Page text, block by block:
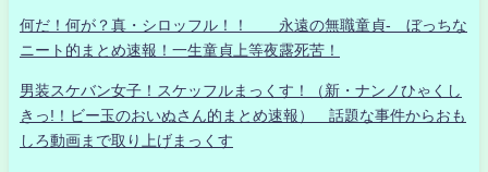
何だ！何が？真・シロッフル！！ 永遠の無職童貞- ぼっちな
ニート的まとめ速報！一生童貞上等夜露死苦！
男装スケバン女子！スケッフルまっくす！（新・ナンノひゃくし
きっ!！ビー玉のおいぬさん的まとめ速報） 話題な事件からおも
しろ動画まで取り上げまっくす